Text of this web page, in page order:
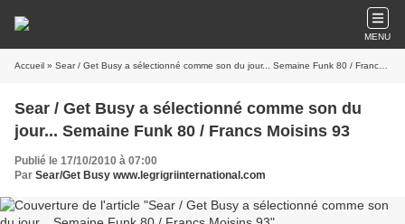
MENU
Accueil » Sear / Get Busy a sélectionné comme son du jour... Semaine Funk 80 / Francs Moisins 93
Sear / Get Busy a sélectionné comme son du
jour... Semaine Funk 80 / Francs Moisins 93
Publié le 17/10/2010 à 07:00
Par Sear/Get Busy www.legrigriinternational.com